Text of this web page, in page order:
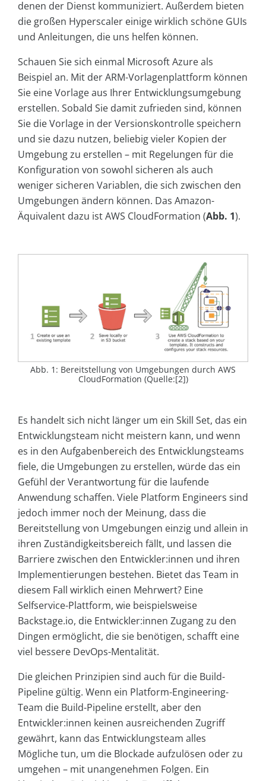
denen der Dienst kommuniziert. Außerdem bieten
die großen Hyperscaler einige wirklich schöne GUIs
und Anleitungen, die uns helfen können.
Schauen Sie sich einmal Microsoft Azure als
Beispiel an. Mit der ARM-Vorlagenplattform können
Sie eine Vorlage aus Ihrer Entwicklungsumgebung
erstellen. Sobald Sie damit zufrieden sind, können
Sie die Vorlage in der Versionskontrolle speichern
und sie dazu nutzen, beliebig vieler Kopien der
Umgebung zu erstellen – mit Regelungen für die
Konfiguration von sowohl sicheren als auch
weniger sicheren Variablen, die sich zwischen den
Umgebungen ändern können. Das Amazon-
Äquivalent dazu ist AWS CloudFormation (Abb. 1).
Abb. 1: Bereitstellung von Umgebungen durch AWS
CloudFormation (Quelle:[2])
Es handelt sich nicht länger um ein Skill Set, das ein
Entwicklungsteam nicht meistern kann, und wenn
es in den Aufgabenbereich des Entwicklungsteams
fiele, die Umgebungen zu erstellen, würde das ein
Gefühl der Verantwortung für die laufende
Anwendung schaffen. Viele Platform Engineers sind
jedoch immer noch der Meinung, dass die
Bereitstellung von Umgebungen einzig und allein in
ihren Zuständigkeitsbereich fällt, und lassen die
Barriere zwischen den Entwickler:innen und ihren
Implementierungen bestehen. Bietet das Team in
diesem Fall wirklich einen Mehrwert? Eine
Selfservice-Plattform, wie beispielsweise
Backstage.io, die Entwickler:innen Zugang zu den
Dingen ermöglicht, die sie benötigen, schafft eine
viel bessere DevOps-Mentalität.
Die gleichen Prinzipien sind auch für die Build-
Pipeline gültig. Wenn ein Platform-Engineering-
Team die Build-Pipeline erstellt, aber den
Entwickler:innen keinen ausreichenden Zugriff
gewährt, kann das Entwicklungsteam alles
Mögliche tun, um die Blockade aufzulösen oder zu
umgehen – mit unangenehmen Folgen. Ein